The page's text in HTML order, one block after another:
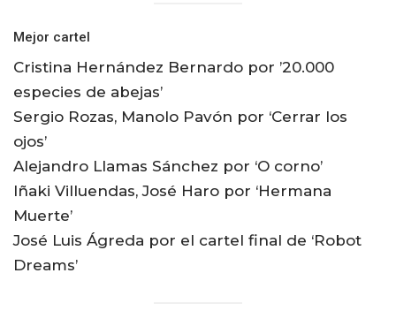
Mejor cartel
Cristina Hernández Bernardo por ’20.000
especies de abejas’
Sergio Rozas, Manolo Pavón por ‘Cerrar los
ojos’
Alejandro Llamas Sánchez por ‘O corno’
Iñaki Villuendas, José Haro por ‘Hermana
Muerte’
José Luis Ágreda por el cartel final de ‘Robot
Dreams’